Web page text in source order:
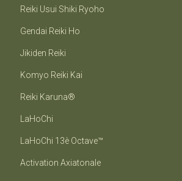
Reiki Usui Shiki Ryoho
Gendai Reiki Ho
Jikiden Reiki
Komyo Reiki Kai
Reiki Karuna®
LaHoChi
LaHoChi 13è Octave™
Activation Axiatonale